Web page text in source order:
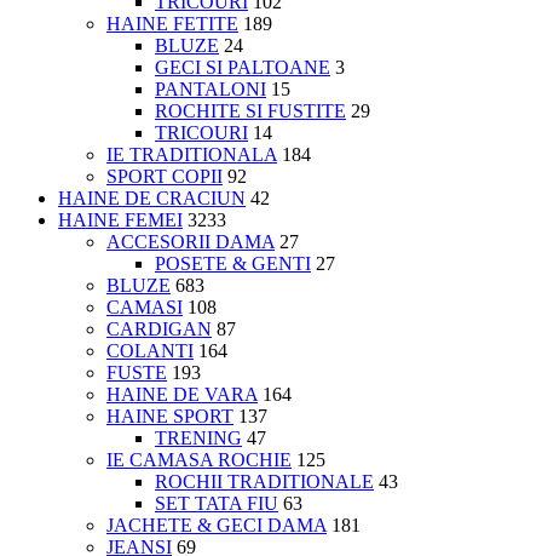
HAINE FETITE 189
BLUZE 24
GECI SI PALTOANE 3
PANTALONI 15
ROCHITE SI FUSTITE 29
TRICOURI 14
IE TRADITIONALA 184
SPORT COPII 92
HAINE DE CRACIUN 42
HAINE FEMEI 3233
ACCESORII DAMA 27
POSETE & GENTI 27
BLUZE 683
CAMASI 108
CARDIGAN 87
COLANTI 164
FUSTE 193
HAINE DE VARA 164
HAINE SPORT 137
TRENING 47
IE CAMASA ROCHIE 125
ROCHII TRADITIONALE 43
SET TATA FIU 63
JACHETE & GECI DAMA 181
JEANSI 69